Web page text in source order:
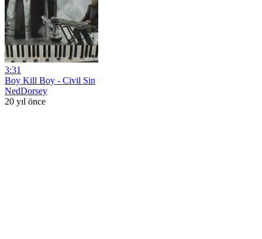
3:31
Boy Kill Boy - Civil Sin
NedDorsey
20 yıl önce